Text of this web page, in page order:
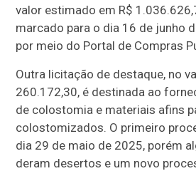
valor estimado em R$
marcado para o dia 16 de junho
por meio do Portal de Compras
Outra licitação de destaque, no
260.172,30, é destinada ao
de colostomia e materiais afins
colostomizados. O primeiro
dia 29 de maio de 2025, porém
deram desertos e um novo